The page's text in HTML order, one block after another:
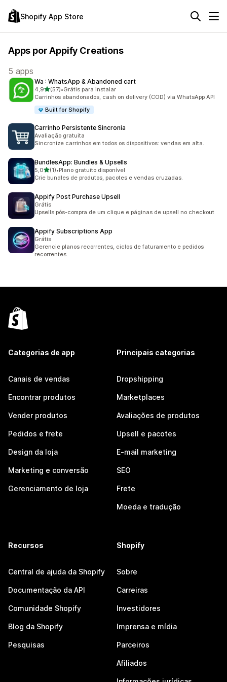
Shopify App Store
Apps por Appify Creations
5 apps
Wa : WhatsApp & Abandoned cart
4,9de 5 estrelas
(57)
57 avaliações ao todo
•Grátis para instalar
Carrinhos abandonados, cash on delivery (COD) via WhatsApp API
Built for Shopify
Carrinho Persistente Sincronia
Avaliação gratuita
Sincronize carrinhos em todos os dispositivos: vendas em alta.
BundlesApp: Bundles & Upsells
5,0de 5 estrelas
(1)
1 avaliações ao todo
•Plano gratuito disponível
Crie bundles de produtos, pacotes e vendas cruzadas.
Appify Post Purchase Upsell
Grátis
Upsells pós-compra de um clique e páginas de upsell no checkout
Appify Subscriptions App
Grátis
Gerencie planos recorrentes, ciclos de faturamento e pedidos
recorrentes.
Categorias de app
Canais de vendas
Encontrar produtos
Vender produtos
Pedidos e frete
Design da loja
Marketing e conversão
Gerenciamento de loja
Principais categorias
Dropshipping
Marketplaces
Avaliações de produtos
Upsell e pacotes
E-mail marketing
SEO
Frete
Moeda e tradução
Recursos
Central de ajuda da Shopify
Documentação da API
Comunidade Shopify
Blog da Shopify
Pesquisas
Shopify
Sobre
Carreiras
Investidores
Imprensa e mídia
Parceiros
Afiliados